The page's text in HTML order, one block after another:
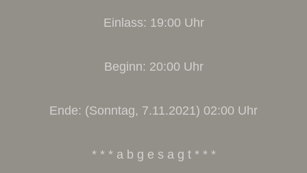
Einlass: 19:00 Uhr
Beginn: 20:00 Uhr
Ende: (Sonntag, 7.11.2021) 02:00 Uhr
* * * a b g e s a g t * * *